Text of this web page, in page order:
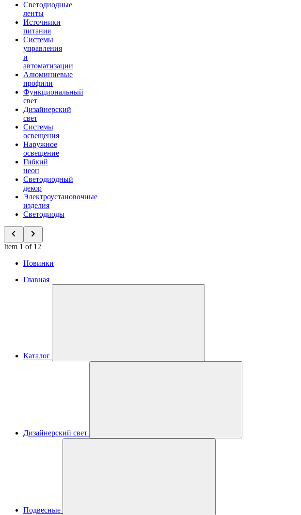
Светодиодные
ленты
Источники
питания
Системы
управления
и
автоматизации
Алюминиевые
профили
Функциональный
свет
Дизайнерский
свет
Системы
освещения
Наружное
освещение
Гибкий
неон
Светодиодный
декор
Электроустановочные
изделия
Светодиоды
Item 1 of 12
Новинки
Главная
Каталог
Дизайнерский свет
Подвесные